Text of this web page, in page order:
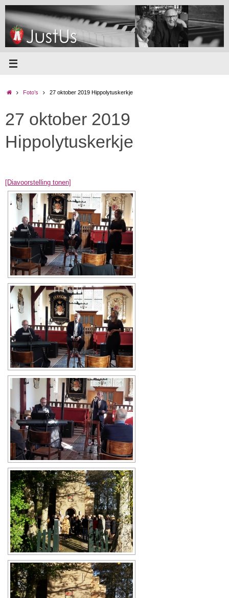
Ga
naar
inhoud
HomeFoto’s 27 oktober 2019 Hippolytuskerkje
27 oktober 2019
Hippolytuskerkje
[Diavoorstelling tonen]